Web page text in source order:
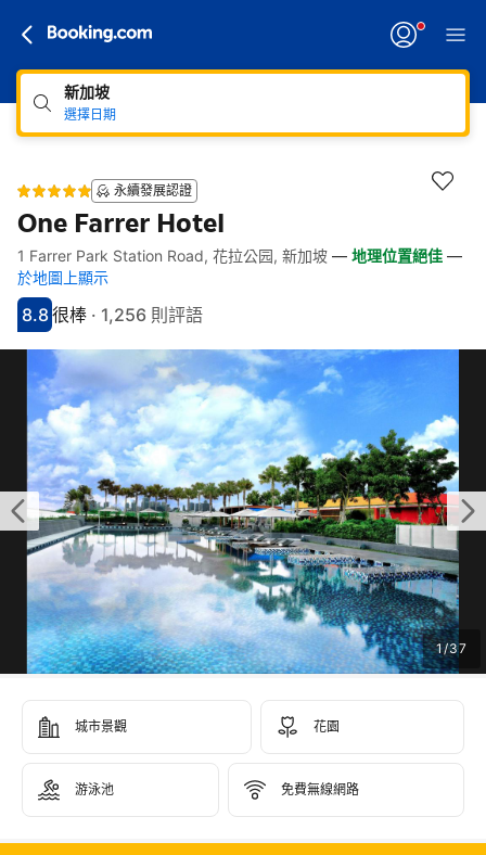
新加坡
選擇日期
永續發展認證
One Farrer Hotel
快速連結
跳至住宿介紹
跳至熱門設施
跳至客房類型
跳至訂房政策
1 Farrer Park Station Road, 花拉公园, 新加坡 — 地理位置絕佳 —
於地圖上顯示
分數8.8分
8.8
評比很棒
很棒 · 1,256 則評語
1/37
城市景觀 花園
游泳池 免費無線網路